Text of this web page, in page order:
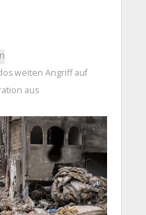
weiten Angriff auf
aus